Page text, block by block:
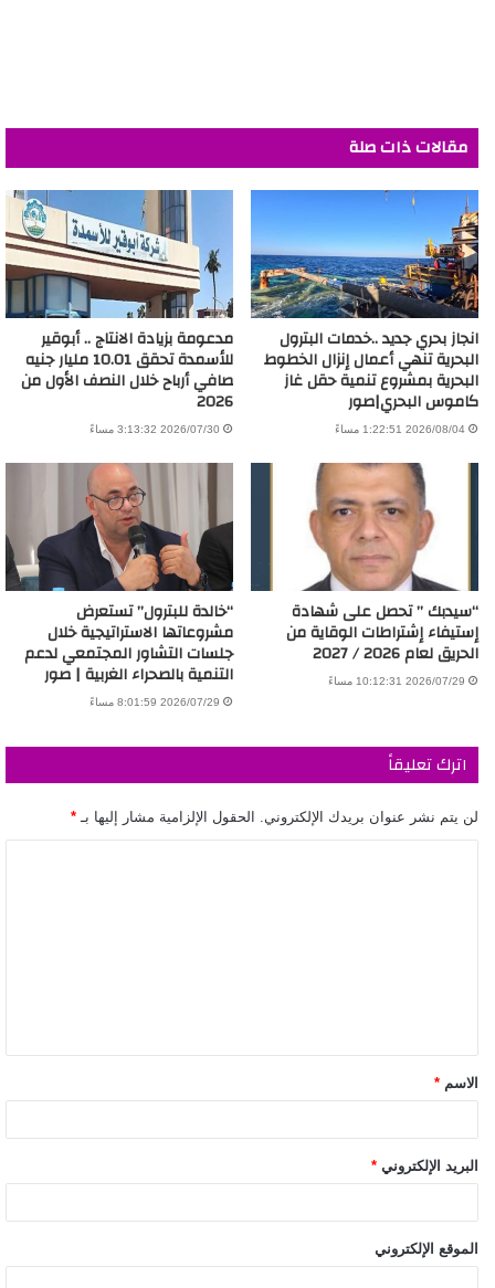
مقالات ذات صلة
انجاز بحري جديد ..خدمات البترول
البحرية تنهي أعمال إنزال الخطوط
البحرية بمشروع تنمية حقل غاز
كاموس البحري|صور
2026/08/04 1:22:51 مساءً
مدعومة بزيادة الانتاج .. أبوقير
للأسمدة تحقق 10.01 مليار جنيه
صافي أرباح خلال النصف الأول من
2026
2026/07/30 3:13:32 مساءً
“سيدبك ” تحصل على شهادة
إستيفاء إشتراطات الوقاية من
الحريق لعام 2026 / 2027
2026/07/29 10:12:31 مساءً
“خالدة للبترول” تستعرض
مشروعاتها الاستراتيجية خلال
جلسات التشاور المجتمعي لدعم
التنمية بالصحراء الغربية | صور
2026/07/29 8:01:59 مساءً
اترك تعليقاً
لن يتم نشر عنوان بريدك الإلكتروني. الحقول الإلزامية مشار إليها بـ *
الاسم *
البريد الإلكتروني *
الموقع الإلكتروني